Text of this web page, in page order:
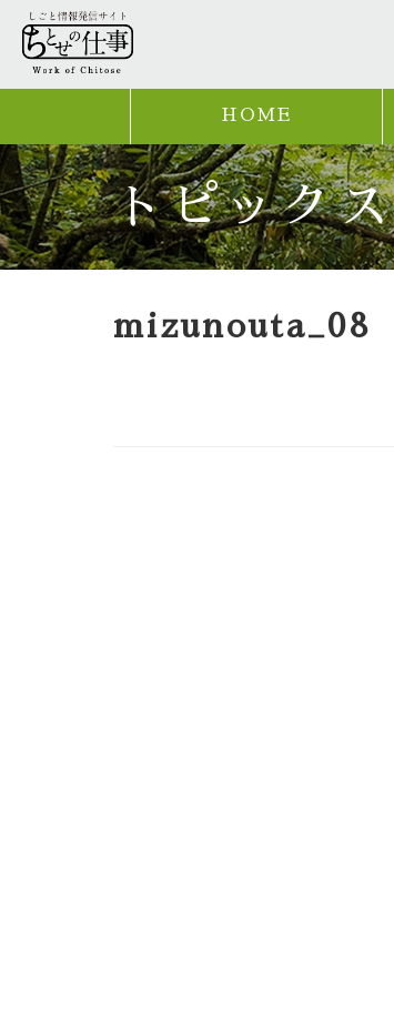
HOME
トピック
mizunouta_08